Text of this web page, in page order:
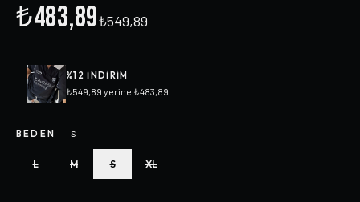
₺483,89₺549,89
%12 INDIRIM
₺549,89 yerine ₺483,89
BEDEN —S
L M S XL